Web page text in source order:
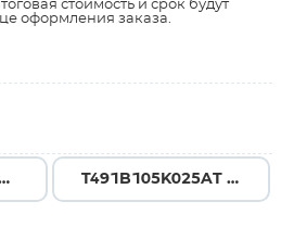
стоимость и срок будут
оформления заказа.
T491B105K025AT →